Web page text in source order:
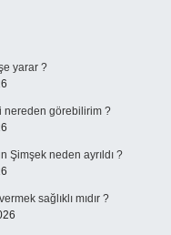
yarar ?
nereden görebilirim ?
Şimşek neden ayrıldı ?
sağlıklı mıdır ?